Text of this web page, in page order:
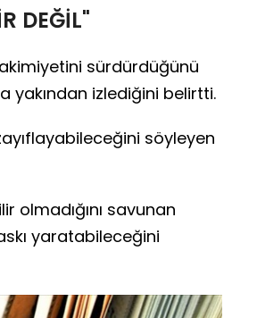
DEĞİL"
sürdürdüğünü
yakından izlediğini belirtti.
söyleyen
olmadığını savunan
yaratabileceğini